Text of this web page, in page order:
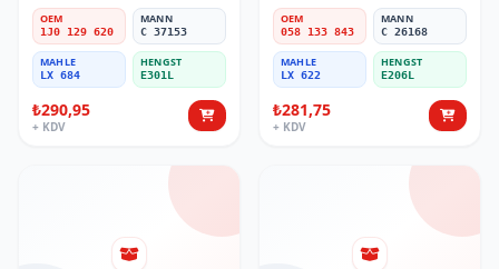
OEM
1J0 129 620
MANN
C 37153
MAHLE
LX 684
HENGST
E301L
₺290,95
+ KDV
OEM
058 133 843
MANN
C 26168
MAHLE
LX 622
HENGST
E206L
₺281,75
+ KDV